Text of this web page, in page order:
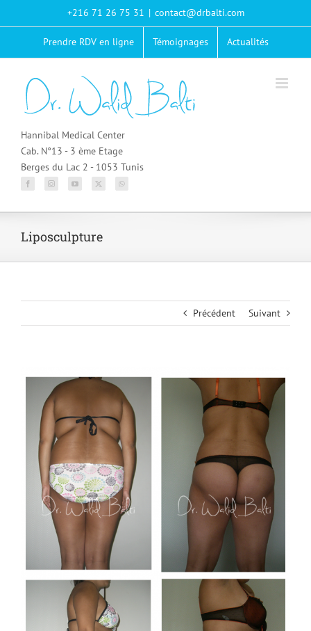
+216 71 26 75 31 | contact@drbalti.com
Prendre RDV en ligne Témoignages Actualités
Hannibal Medical Center
Cab. N°13 - 3 ème Etage
Berges du Lac 2 - 1053 Tunis
Liposculpture
Précédent Suivant
View
Image